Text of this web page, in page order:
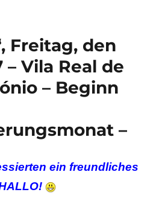
Freitag, den
– Vila Real de
– Beginn
–
ein freundliches